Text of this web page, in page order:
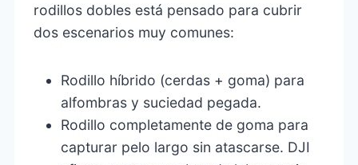
rodillos dobles está pensado para cubrir
dos escenarios muy comunes:
Rodillo híbrido (cerdas + goma) para
alfombras y suciedad pegada.
Rodillo completamente de goma para
capturar pelo largo sin atascarse. DJI